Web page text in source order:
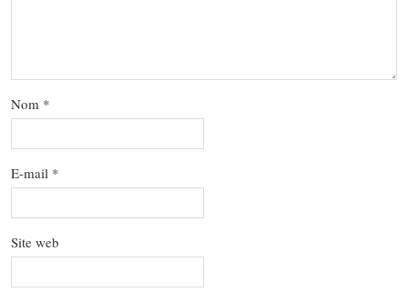
Nom *
E-mail *
Site web